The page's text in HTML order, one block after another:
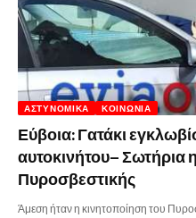
ΑΣΤΥΝΟΜΙΚΆ ΚΟΙΝΩΝΊΑ
Εύβοια: Γατάκι
αυτοκινήτου– Σωτήρια
Πυροσβεστικής
Άμεση ήταν η κινητοποίηση του